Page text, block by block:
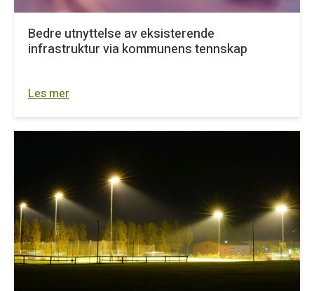
Bedre utnyttelse av eksisterende
infrastruktur via kommunens tennskap
Les mer